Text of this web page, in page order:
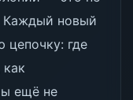
Каждый новый
цепочку: где
как
ещё не